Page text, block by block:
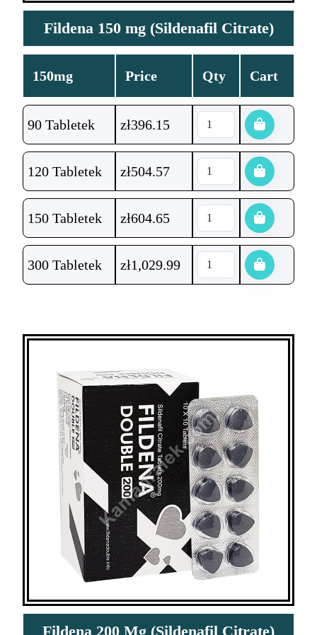
Fildena 150 mg (Sildenafil Citrate)
150mg Price Qty Cart
90 Tabletek zł396.15
120 Tabletek zł504.57
150 Tabletek zł604.65
300 Tabletek zł1,029.99
Fildena 200 Mg (Sildenafil Citrate)